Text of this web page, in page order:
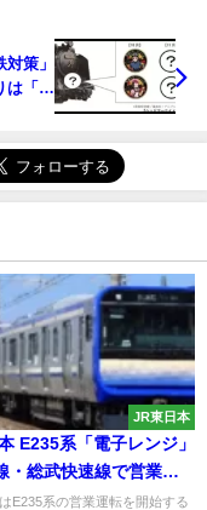
策」
は「ご
JR東日本
E235系「電子レンジ」
・総武快速線で営業開
E235系の営業運転を開始する